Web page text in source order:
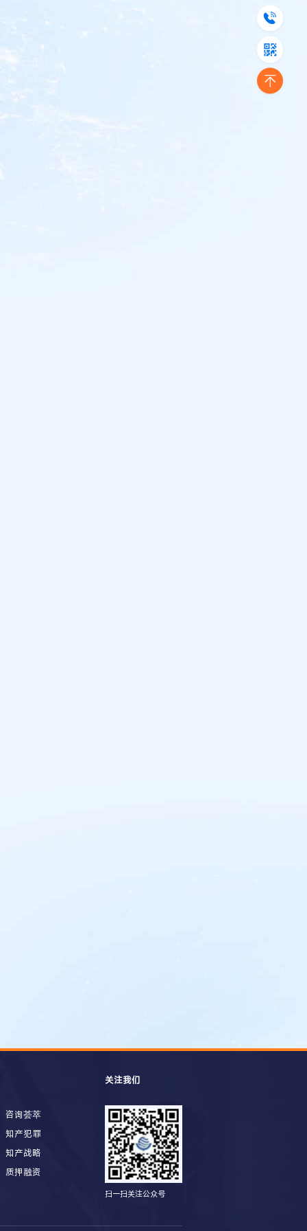
咨询荟萃
知产犯罪
知产战略
质押融资
关注我们
扫一扫关注公众号